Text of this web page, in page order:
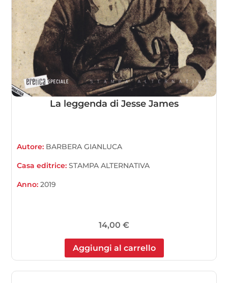
La leggenda di Jesse James
Autore: BARBERA GIANLUCA
Casa editrice:STAMPA ALTERNATIVA
Anno:2019
14,00 €
Aggiungi al carrello